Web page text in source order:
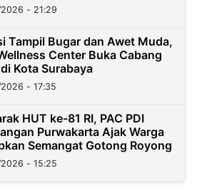
- 21:29
Tampil Bugar dan Awet Muda,
Center Buka Cabang
Kota Surabaya
- 17:35
HUT ke-81 RI, PAC PDI
Purwakarta Ajak Warga
Semangat Gotong Royong
- 15:25